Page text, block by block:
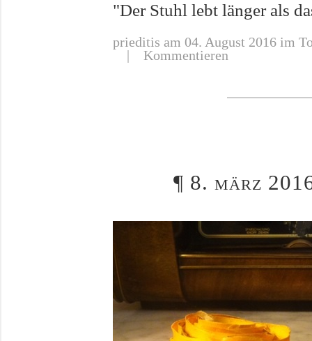
"Der Stuhl lebt länger als
prieditis am 04. August 2016 im
| Kommentieren
¶ 8. märz